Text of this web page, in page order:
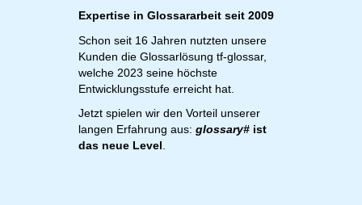
Expertise in Glossararbeit seit 2009
Schon seit 16 Jahren nutzten unsere
Kunden die Glossarlösung tf-glossar,
welche 2023 seine höchste
Entwicklungsstufe erreicht hat.
Jetzt spielen wir den Vorteil unserer
langen Erfahrung aus: glossary# ist
das neue Level